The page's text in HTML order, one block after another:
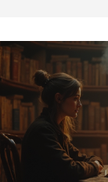
неочевидные
кадре. Такие
фишками
у зрителей.
снова